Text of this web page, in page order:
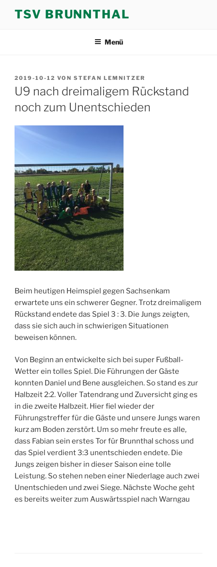
InhaltTSV BRUNNTHAL
Menü
VERÖFFENTLICHT
AM
2019-10-12 VON STEFAN LEMNITZER
U9 nach dreimaligem Rückstand
noch zum Unentschieden
Beim heutigen Heimspiel gegen Sachsenkam
erwartete uns ein schwerer Gegner. Trotz dreimaligem
Rückstand endete das Spiel 3 : 3. Die Jungs zeigten,
dass sie sich auch in schwierigen Situationen
beweisen können.
Von Beginn an entwickelte sich bei super Fußball-
Wetter ein tolles Spiel. Die Führungen der Gäste
konnten Daniel und Bene ausgleichen. So stand es zur
Halbzeit 2:2. Voller Tatendrang und Zuversicht ging es
in die zweite Halbzeit. Hier fiel wieder der
Führungstreffer für die Gäste und unsere Jungs waren
kurz am Boden zerstört. Um so mehr freute es alle,
dass Fabian sein erstes Tor für Brunnthal schoss und
das Spiel verdient 3:3 unentschieden endete. Die
Jungs zeigen bisher in dieser Saison eine tolle
Leistung. So stehen neben einer Niederlage auch zwei
Unentschieden und zwei Siege. Nächste Woche geht
es bereits weiter zum Auswärtsspiel nach Warngau